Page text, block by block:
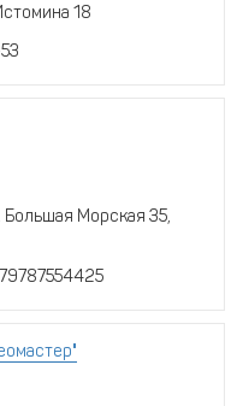
18
Большая Морская 35,